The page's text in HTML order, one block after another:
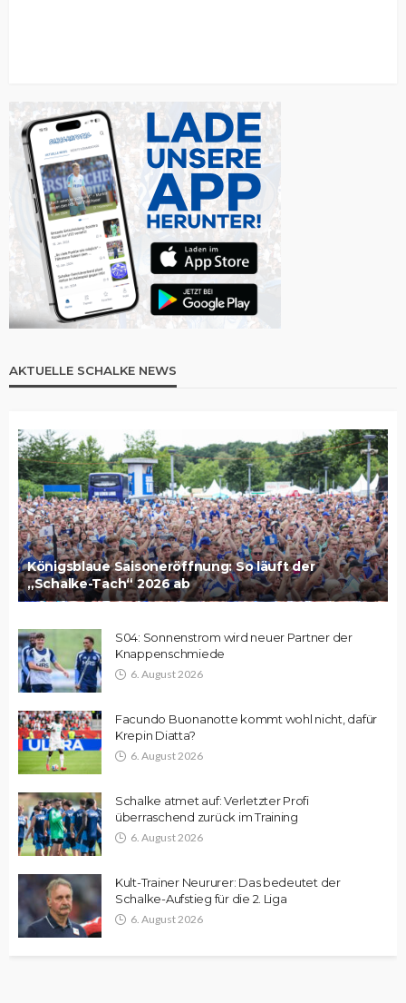
AKTUELLE SCHALKE NEWS
Königsblaue Saisoneröffnung: So läuft der
„Schalke-Tach“ 2026 ab
S04: Sonnenstrom wird neuer Partner der
Knappenschmiede
6. August 2026
Facundo Buonanotte kommt wohl nicht, dafür
Krepin Diatta?
6. August 2026
Schalke atmet auf: Verletzter Profi
überraschend zurück im Training
6. August 2026
Kult-Trainer Neururer: Das bedeutet der
Schalke-Aufstieg für die 2. Liga
6. August 2026